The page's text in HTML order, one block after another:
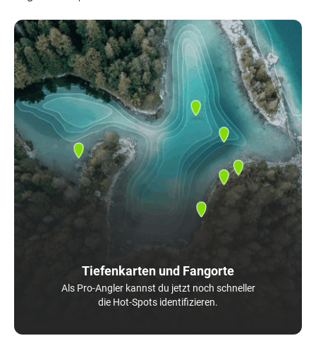
Tiefenkarten und Fangorte
Als Pro-Angler kannst du jetzt noch schneller
die Hot-Spots identifizieren.